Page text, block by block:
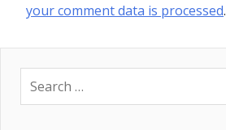
your comment data is processed.